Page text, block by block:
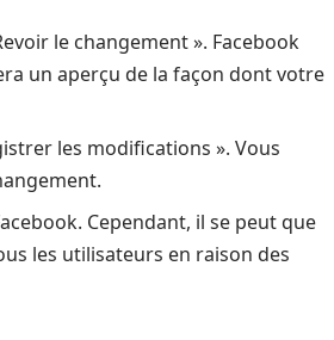
le changement ». Facebook
un aperçu de la façon dont votre
les modifications ». Vous
Cependant, il se peut que
les utilisateurs en raison des